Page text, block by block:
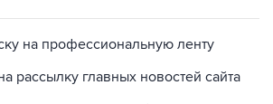
на профессиональную ленту
рассылку главных новостей сайта